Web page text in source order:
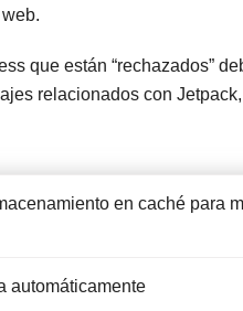
que están “rechazados”
relacionados con
en caché para
automáticamente